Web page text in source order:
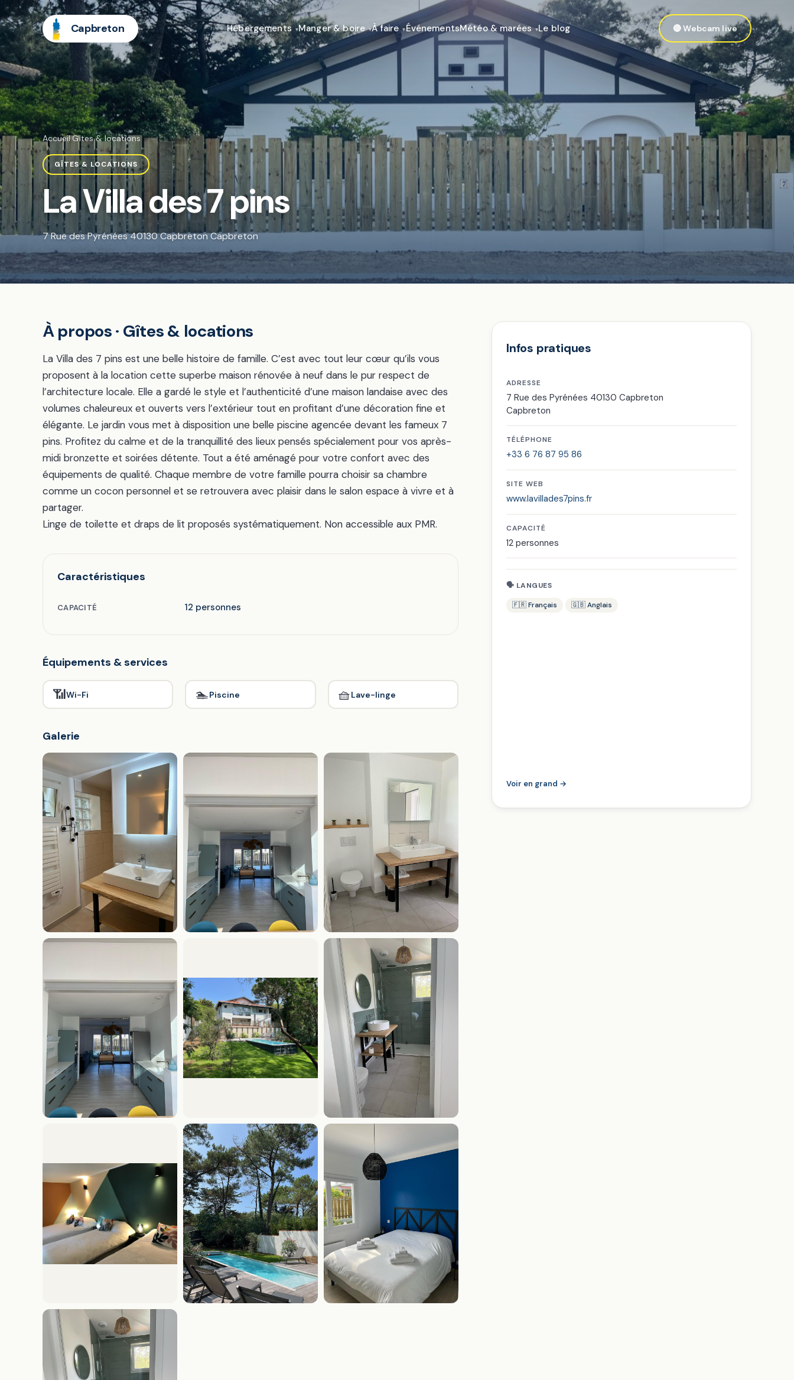
Capbreton Hébergements Manger & boire À faire ÉvénementsMétéo & marées Le blog 🔴 Webcam live
Accueil·Gîtes & locations
GÎTES & LOCATIONS
La Villa des 7 pins
7 Rue des Pyrénées 40130 Capbreton Capbreton
À propos · Gîtes & locations
La Villa des 7 pins est une belle histoire de famille. C’est avec tout leur cœur qu’ils vous
proposent à la location cette superbe maison rénovée à neuf dans le pur respect de
l’architecture locale. Elle a gardé le style et l’authenticité d’une maison landaise avec des
volumes chaleureux et ouverts vers l’extérieur tout en profitant d’une décoration fine et
élégante. Le jardin vous met à disposition une belle piscine agencée devant les fameux 7
pins. Profitez du calme et de la tranquillité des lieux pensés spécialement pour vos après-
midi bronzette et soirées détente. Tout a été aménagé pour votre confort avec des
équipements de qualité. Chaque membre de votre famille pourra choisir sa chambre
comme un cocon personnel et se retrouvera avec plaisir dans le salon espace à vivre et à
partager.
Linge de toilette et draps de lit proposés systématiquement. Non accessible aux PMR.
Caractéristiques
CAPACITÉ 12 personnes
Équipements & services
📶Wi-Fi 🏊Piscine 🧺Lave-linge
Galerie
Infos pratiques
ADRESSE
7 Rue des Pyrénées 40130 Capbreton
Capbreton
TÉLÉPHONE
+33 6 76 87 95 86
SITE WEB
www.lavillades7pins.fr
CAPACITÉ
12 personnes
🗣 LANGUES
🇫🇷 Français 🇬🇧 Anglais
Voir en grand →